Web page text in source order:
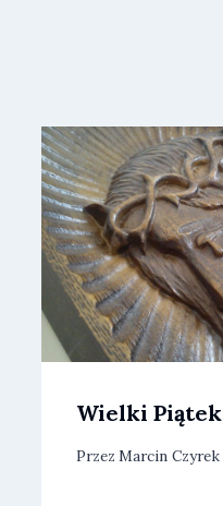
Wielki Piątek
Przez Marcin Czyrek